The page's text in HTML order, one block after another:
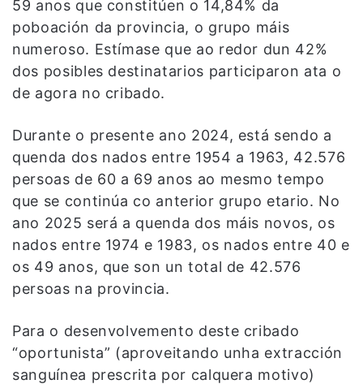
59 anos que constitúen o 14,84% da
poboación da provincia, o grupo máis
numeroso. Estímase que ao redor dun 42%
dos posibles destinatarios participaron ata o
de agora no cribado.
Durante o presente ano 2024, está sendo a
quenda dos nados entre 1954 a 1963, 42.576
persoas de 60 a 69 anos ao mesmo tempo
que se continúa co anterior grupo etario. No
ano 2025 será a quenda dos máis novos, os
nados entre 1974 e 1983, os nados entre 40 e
os 49 anos, que son un total de 42.576
persoas na provincia.
Para o desenvolvemento deste cribado
“oportunista” (aproveitando unha extracción
sanguínea prescrita por calquera motivo)